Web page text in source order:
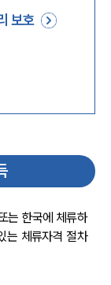
보호
는 한국에 체류하
는 체류자격 절차